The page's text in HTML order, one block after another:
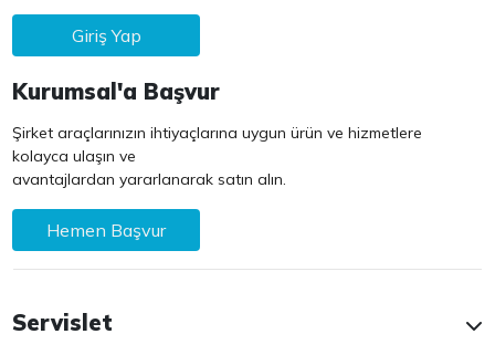
Giriş Yap
Kurumsal'a Başvur
Şirket araçlarınızın ihtiyaçlarına uygun ürün ve hizmetlere
kolayca ulaşın ve
avantajlardan yararlanarak satın alın.
Hemen Başvur
Servislet